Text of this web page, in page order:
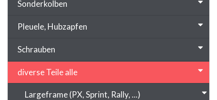
Sonderkolben
Pleuele, Hubzapfen
Schrauben
diverse Teile alle
Largeframe (PX, Sprint, Rally, ...)